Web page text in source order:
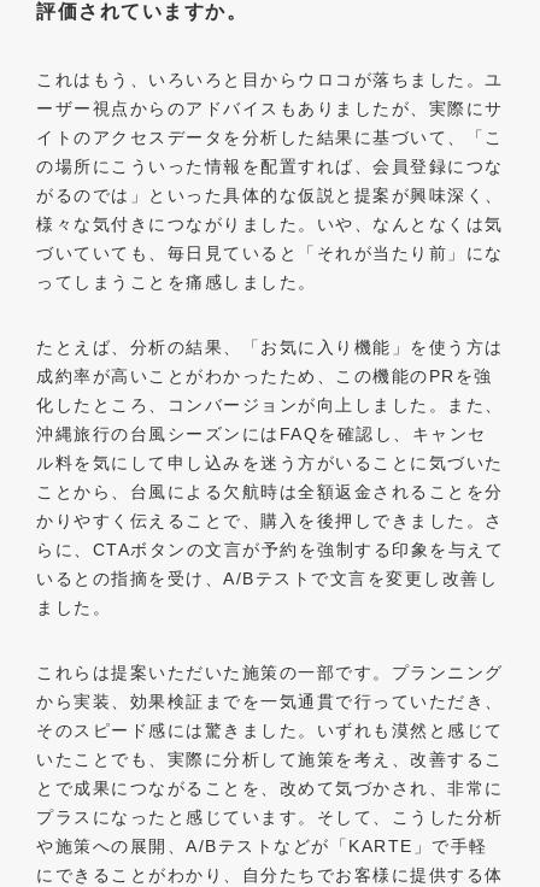
評価されていますか。
これはもう、いろいろと目からウロコが落ちました。ユ
ーザー視点からのアドバイスもありましたが、実際にサ
イトのアクセスデータを分析した結果に基づいて、「こ
の場所にこういった情報を配置すれば、会員登録につな
がるのでは」といった具体的な仮説と提案が興味深く、
様々な気付きにつながりました。いや、なんとなくは気
づいていても、毎日見ていると「それが当たり前」にな
ってしまうことを痛感しました。
たとえば、分析の結果、「お気に入り機能」を使う方は
成約率が高いことがわかったため、この機能のPRを強
化したところ、コンバージョンが向上しました。また、
沖縄旅行の台風シーズンにはFAQを確認し、キャンセ
ル料を気にして申し込みを迷う方がいることに気づいた
ことから、台風による欠航時は全額返金されることを分
かりやすく伝えることで、購入を後押しできました。さ
らに、CTAボタンの文言が予約を強制する印象を与えて
いるとの指摘を受け、A/Bテストで文言を変更し改善し
ました。
これらは提案いただいた施策の一部です。プランニング
から実装、効果検証までを一気通貫で行っていただき、
そのスピード感には驚きました。いずれも漠然と感じて
いたことでも、実際に分析して施策を考え、改善するこ
とで成果につながることを、改めて気づかされ、非常に
プラスになったと感じています。そして、こうした分析
や施策への展開、A/Bテストなどが「KARTE」で手軽
にできることがわかり、自分たちでお客様に提供する体